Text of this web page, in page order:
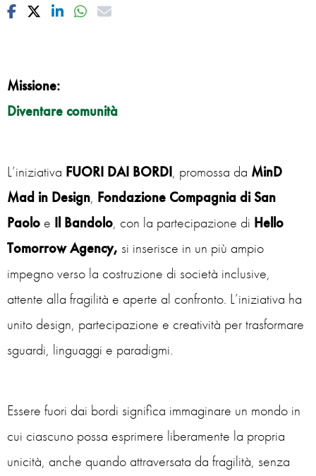
Facebook
TwitterLinkedinWhatsapp
Mail
Missione:
Diventare comunità
L’iniziativa FUORI DAI BORDI, promossa da MinD
Mad in Design, Fondazione Compagnia di San
Paolo e Il Bandolo, con la partecipazione di Hello
Tomorrow Agency, si inserisce in un più ampio
impegno verso la costruzione di società inclusive,
attente alla fragilità e aperte al confronto. L’iniziativa ha
unito design, partecipazione e creatività per trasformare
sguardi, linguaggi e paradigmi.
Essere fuori dai bordi significa immaginare un mondo in
cui ciascuno possa esprimere liberamente la propria
unicità, anche quando attraversata da fragilità, senza